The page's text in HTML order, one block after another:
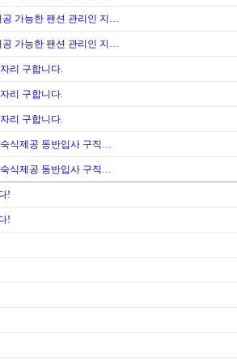
공 가능한 팬션 관리인 지…
공 가능한 팬션 관리인 지…
리 구합니다.
리 구합니다.
리 구합니다.
식제공 동반입사 구직…
식제공 동반입사 구직…
!
!